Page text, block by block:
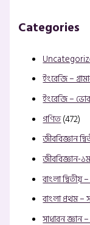
Categories
ইংরেজি –
ইংরেজি –
গণিত(472)
জীববিজ্ঞান
জীববিজ্ঞান-
বাংলা দ্বিতীয়
বাংলা প্রথম –
সাধারন জ্ঞান